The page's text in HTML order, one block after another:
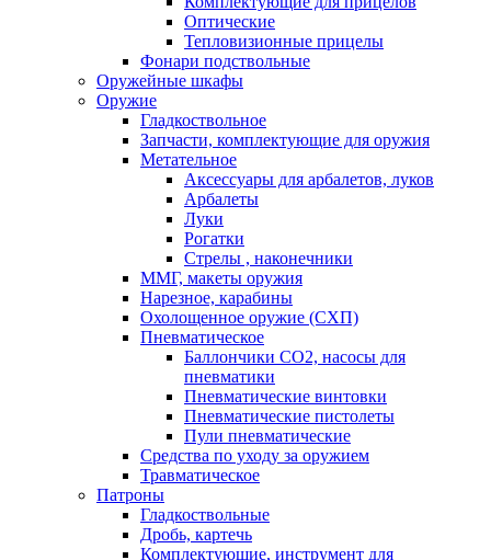
Оптические
Тепловизионные прицелы
Фонари подствольные
Оружейные шкафы
Оружие
Гладкоствольное
Запчасти, комплектующие для оружия
Метательное
Аксессуары для арбалетов, луков
Арбалеты
Луки
Рогатки
Стрелы , наконечники
ММГ, макеты оружия
Нарезное, карабины
Охолощенное оружие (СХП)
Пневматическое
Баллончики СО2, насосы для
пневматики
Пневматические винтовки
Пневматические пистолеты
Пули пневматические
Средства по уходу за оружием
Травматическое
Патроны
Гладкоствольные
Дробь, картечь
Комплектующие, инструмент для